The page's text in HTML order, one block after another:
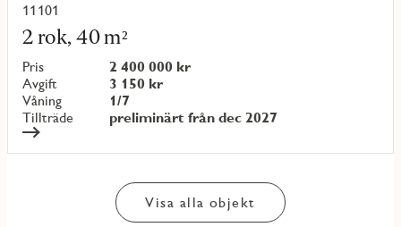
11101
2 rok, 40 m²
Pris
2 400 000 kr
Avgift
3 150 kr
Våning
1/7
Tillträde
preliminärt från dec 2027
Läs
mer
om
objekt
{objectNumber}
Visa alla objekt